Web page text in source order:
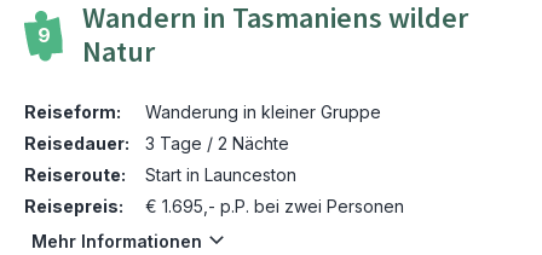
9
Wandern in Tasmaniens wilder
Natur
Reiseform:
Wanderung in kleiner Gruppe
Reisedauer:
3 Tage / 2 Nächte
Reiseroute:
Start in Launceston
Reisepreis:
€ 1.695,- p.P. bei zwei Personen
Mehr Informationen